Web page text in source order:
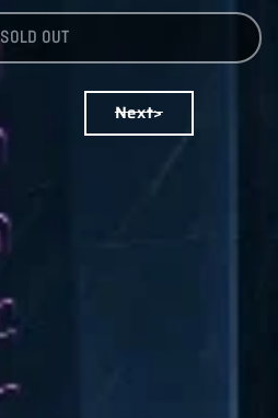
SOLD OUT
Next>